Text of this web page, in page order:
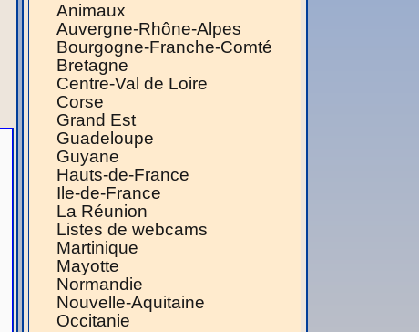
Animaux
Auvergne-Rhône-Alpes
Bourgogne-Franche-Comté
Bretagne
Centre-Val de Loire
Corse
Grand Est
Guadeloupe
Guyane
Hauts-de-France
Ile-de-France
La Réunion
Listes de webcams
Martinique
Mayotte
Normandie
Nouvelle-Aquitaine
Occitanie